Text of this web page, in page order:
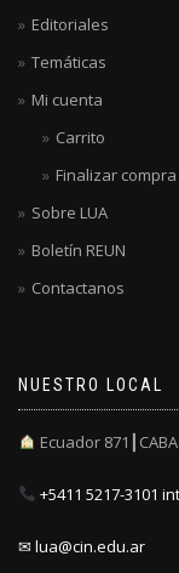
Editoriales
Temáticas
Mi cuenta
Carrito
Finalizar compra
Sobre LUA
Boletín REUN
Contactanos
NUESTRO LOCAL
Ecuador 871┃CABA
+5411 5217-3101
✉ lua@cin.edu.ar